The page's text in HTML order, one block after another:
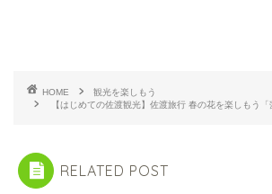
HOME
観光を楽しもう
【はじめての佐渡観光】佐渡旅行 春の花を楽しもう「
RELATED POST